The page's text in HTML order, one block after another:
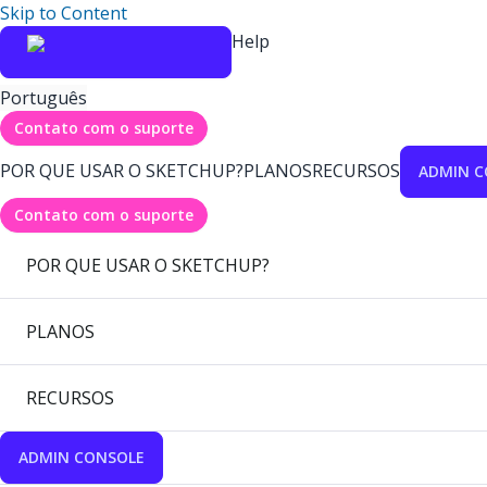
Skip to Content
Help
Português
Contato com o suporte
POR QUE USAR O SKETCHUP?PLANOSRECURSOS ADMIN
Contato com o suporte
POR QUE USAR O SKETCHUP?
PLANOS
RECURSOS
ADMIN CONSOLE